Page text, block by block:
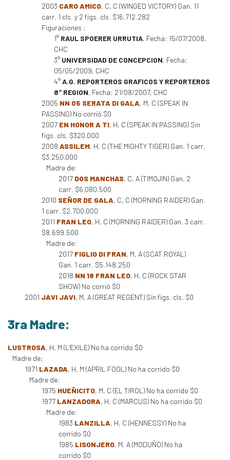
2003 CARO AMICO, C, C (WINGED VICTORY) Gan. 11
carr. 1 cls. y 2 figs. cls. $16.712.282
Figuraciones :
1° RAUL SPOERER URRUTIA, Fecha: 15/07/2008,
CHC
3° UNIVERSIDAD DE CONCEPCION, Fecha:
05/05/2009, CHC
4°A.G. REPORTEROS GRAFICOS Y REPORTEROS
8° REGION, Fecha: 21/08/2007, CHC
2005 NN 05 SERATA DI GALA, M, C (SPEAK IN
PASSING) No corrió $0
2007 EN HONOR A TI, H, C (SPEAK IN PASSING) Sin
figs. cls. $320.000
2008 ASSILEM, H, C (THE MIGHTY TIGER) Gan. 1 carr.
$3.250.000
Madre de:
2017 DOS MANCHAS, C, A (TIMOJIN) Gan. 2
carr. $6.080.500
2010 SEÑOR DE GALA, C, C (MORNING RAIDER) Gan.
1 carr. $2.700.000
2011 FRAN LEO, H, C (MORNING RAIDER) Gan. 3 carr.
$8.699.500
Madre de:
2017 FIGLIO DI FRAN, M, A (SCAT ROYAL)
Gan. 1 carr. $5.148.250
2018 NN 18 FRAN LEO, H, C (ROCK STAR
SHOW) No corrió $0
2001 JAVI JAVI, M, A (GREAT REGENT) Sin figs. cls. $0
3ra Madre:
LUSTROSA, H, M (L'EXILE) No ha corrido $0
Madre de:
1971 LAZADA, H, M (APRIL FOOL) No ha corrido $0
Madre de:
1975 HUEÑICITO, M, C (EL TIROL) No ha corrido $0
1977 LANZADORA, H, C (MARCUS) No ha corrido $0
Madre de:
1983 LANZILLA, H, C (HENNESSY) No ha
corrido $0
1985 LISONJERO, M, A (MODUÑO) No ha
corrido $0